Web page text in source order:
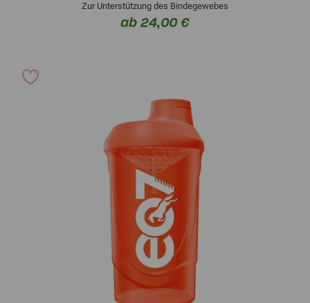
Zur Unterstützung des Bindegewebes
ab 24,00 €